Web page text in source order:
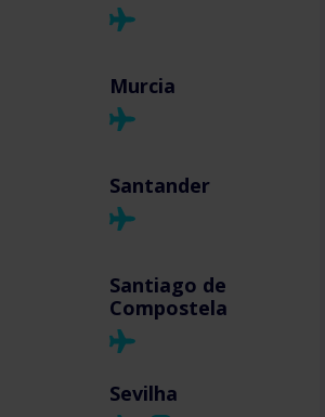
Murcia
Santander
Santiago de
Compostela
Sevilha